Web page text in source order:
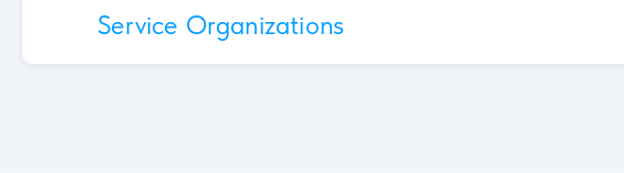
Service Organizations